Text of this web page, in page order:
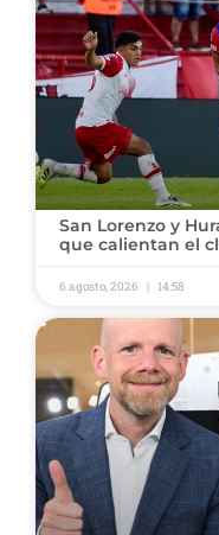
​San Lorenzo y
que calientan el
6 agosto, 2026 14:58